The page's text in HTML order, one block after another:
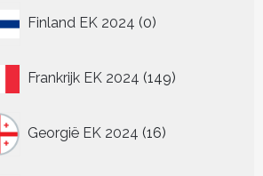
Finland EK 2024 0
producten
Frankrijk EK 2024 149149
Georgië EK 2024 16
producten